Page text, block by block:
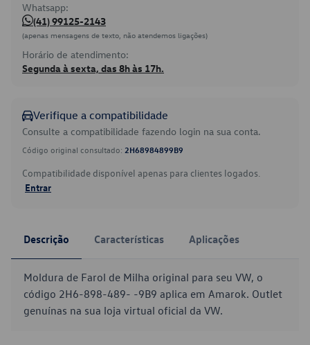
Whatsapp:
(41) 99125-2143
(apenas mensagens de texto, não atendemos ligações)
Horário de atendimento:
Segunda à sexta, das 8h às 17h.
Verifique a compatibilidade
Consulte a compatibilidade fazendo login na sua conta.
Código original consultado: 2H68984899B9
Compatibilidade disponível apenas para clientes logados.
Entrar
Descrição Características Aplicações
Moldura de Farol de Milha original para seu VW, o
código 2H6-898-489- -9B9 aplica em Amarok. Outlet
genuínas na sua loja virtual oficial da VW.